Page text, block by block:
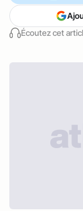
Écoutez cet